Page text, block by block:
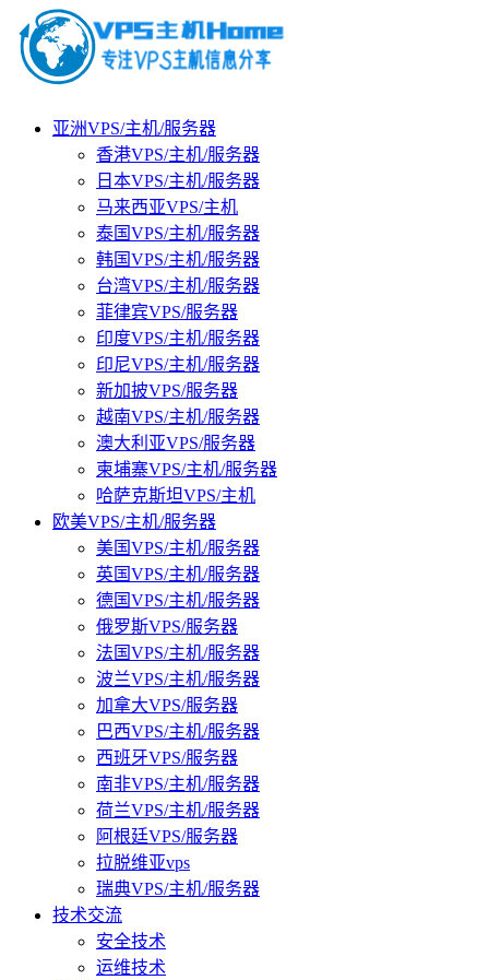
亚洲VPS/主机/服务器
香港VPS/主机/服务器
日本VPS/主机/服务器
马来西亚VPS/主机
泰国VPS/主机/服务器
韩国VPS/主机/服务器
台湾VPS/主机/服务器
菲律宾VPS/服务器
印度VPS/主机/服务器
印尼VPS/主机/服务器
新加披VPS/服务器
越南VPS/主机/服务器
澳大利亚VPS/服务器
柬埔寨VPS/主机/服务器
哈萨克斯坦VPS/主机
欧美VPS/主机/服务器
美国VPS/主机/服务器
英国VPS/主机/服务器
德国VPS/主机/服务器
俄罗斯VPS/服务器
法国VPS/主机/服务器
波兰VPS/主机/服务器
加拿大VPS/服务器
巴西VPS/主机/服务器
西班牙VPS/服务器
南非VPS/主机/服务器
荷兰VPS/主机/服务器
阿根廷VPS/服务器
拉脱维亚vps
瑞典VPS/主机/服务器
技术交流
安全技术
运维技术